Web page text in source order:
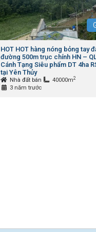
HOT HOT hàng nóng bỏng tay
đường 500m trục chính HN –
Cánh Tạng Siêu phẩm DT 4ha
tại Yên Thủy
Nhà đất bán 40000m2
3 năm trước